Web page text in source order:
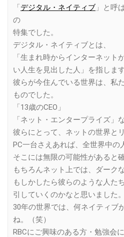
「デジタル・ネイティブ 」と呼
の
特集でした。
デジタル・ネイティブとは、
「生まれ時からインターネット
い人生を見出した人」を指します
彼らが今住んでいる世界は、私
ものでした。
「13歳のCEO」
「ネット・エンタープライズ」な
彼らにとって、ネットの世界と
PC一台さえあれば、全世界中の
そこには無限の可能性があると
もちろんネット上では、ダーク
もしかしたら彼らのような人た
引していくのかなと思いました。
30年の世界では、何ネイティブ
ね。（笑）
RBCにご興味のある方・勉強会